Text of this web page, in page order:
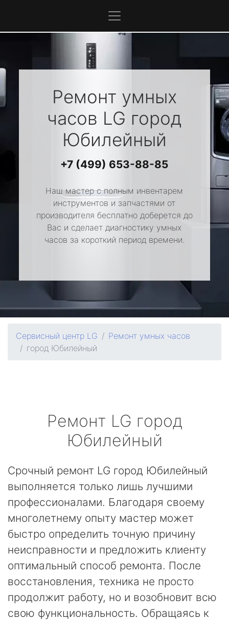
Ремонт умных
часов LG город
Юбилейный
+7 (499) 653-88-85
Наш мастер с полным инвентарем
инструментов и запчастями от
производителя бесплатно доберется до
Вас и сделает диагностику умных
часов за короткий период времени.
Сервисный центр LG
Ремонт умных часов
город Юбилейный
Ремонт LG город
Юбилейный
Срочный ремонт LG город Юбилейный
выполняется только лишь лучшими
профессионалами. Благодаря своему
многолетнему опыту мастер может
быстро определить точную причину
неисправности и предложить клиенту
оптимальный способ ремонта. После
восстановления, техника не просто
продолжит работу, но и возобновит всю
свою функциональность. Обращаясь к